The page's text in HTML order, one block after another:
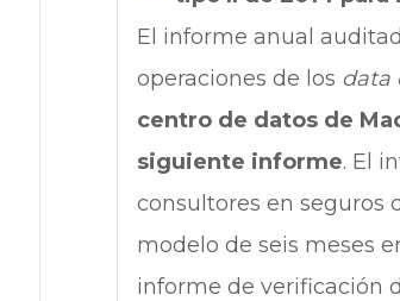
El informe anual
operaciones de los data
centro de datos de
siguiente informe. El
consultores en seguros
modelo de seis meses
informe de verificación